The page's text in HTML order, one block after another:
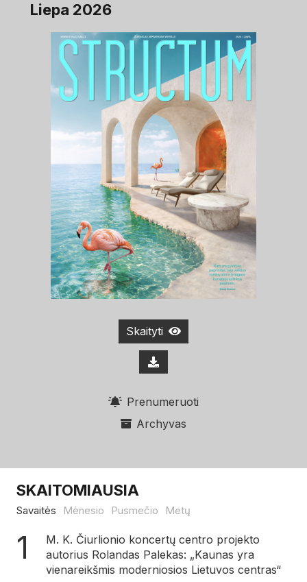
Liepa 2026
Skaityti
Prenumeruoti
Archyvas
SKAITOMIAUSIA
Savaitės Mėnesio Pusmečio Metų
M. K. Čiurlionio koncertų centro projekto
autorius Rolandas Palekas: „Kaunas yra
vienareikšmis moderniosios Lietuvos centras“